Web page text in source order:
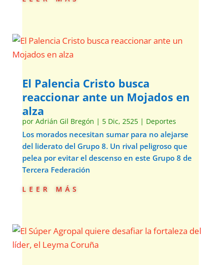
El Palencia Cristo busca
reaccionar ante un Mojados en
alza
por Adrián Gil Bregón | 5 Dic, 2525| Deportes
Los morados necesitan sumar para no alejarse
del liderato del Grupo 8. Un rival peligroso que
pelea por evitar el descenso en este Grupo 8 de
Tercera Federación
leer más